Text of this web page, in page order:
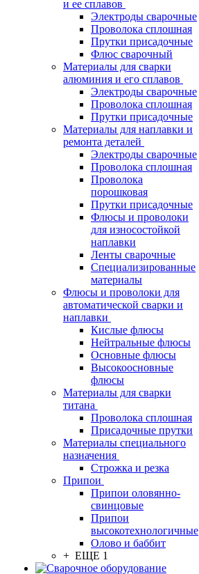
и ее сплавов
Электроды сварочные
Проволока сплошная
Прутки присадочные
Флюс сварочный
Материалы для сварки
алюминия и его сплавов
Электроды сварочные
Проволока сплошная
Прутки присадочные
Материалы для наплавки и
ремонта деталей
Электроды сварочные
Проволока сплошная
Проволока
порошковая
Прутки присадочные
Флюсы и проволоки
для износостойкой
наплавки
Ленты сварочные
Специализированные
материалы
Флюсы и проволоки для
автоматической сварки и
наплавки
Кислые флюсы
Нейтральные флюсы
Основные флюсы
Высокоосновные
флюсы
Материалы для сварки
титана
Проволока сплошная
Присадочные прутки
Материалы специального
назначения
Строжка и резка
Припои
Припои оловянно-
свинцовые
Припои
высокотехнологичные
Олово и баббит
+ ЕЩЕ 1